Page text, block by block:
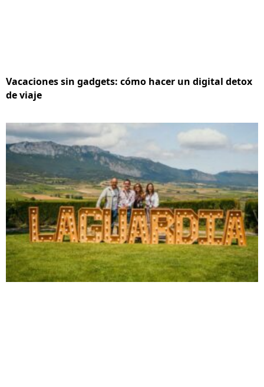
Vacaciones sin gadgets: cómo hacer un digital detox
de viaje